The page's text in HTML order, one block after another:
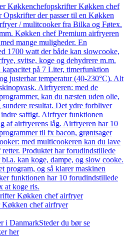
Køkkenchefopskrifter Køkken chef
Opskrifter der passer til en Køkken
/ mulitcooker fra Bilka og Føtex.
Køkken chef Premium airfryeren
mange muligheder. En
1700 watt der både kan slowcooke,
svitse, koge og dehydrere m.m.
kapacitet på 7 Liter, timerfunktion
justerbar temperatur (40-230°C). Alt
Airfryeren: med de
kan du næsten uden olie,
sundere resultat. Det ydre forbliver
indre saftigt. Airfryer funktionen
af airfryerens låg. Airfryeren har 10
til fx bacon, grøntsager
med multicookeren kan du lave
Produktet har forudindstillede
bl.a. kan koge, dampe, og slow cooke.
program, og så klarer maskinen
funktionen har 10 forudindstillede
at koge ris.
Køkken chef airfryer
Køkken chef airfryer
i DanmarkSteder du bør se
her